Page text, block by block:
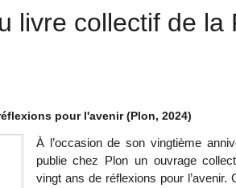
livre collectif de la
pour l'avenir (Plon, 2024)
À l’occasion de son vingtième
publie chez Plon un ouvrage
vingt ans de réflexions pour l’avenir.